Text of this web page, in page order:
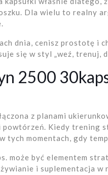
Dla wielu to realny
dnia, cenisz prostotę i
się w styl „weź, trenuj,
2500
z planami
powtórzeń. Kiedy trening
tych momentach, gdy
może być elementem
i suplementacja w